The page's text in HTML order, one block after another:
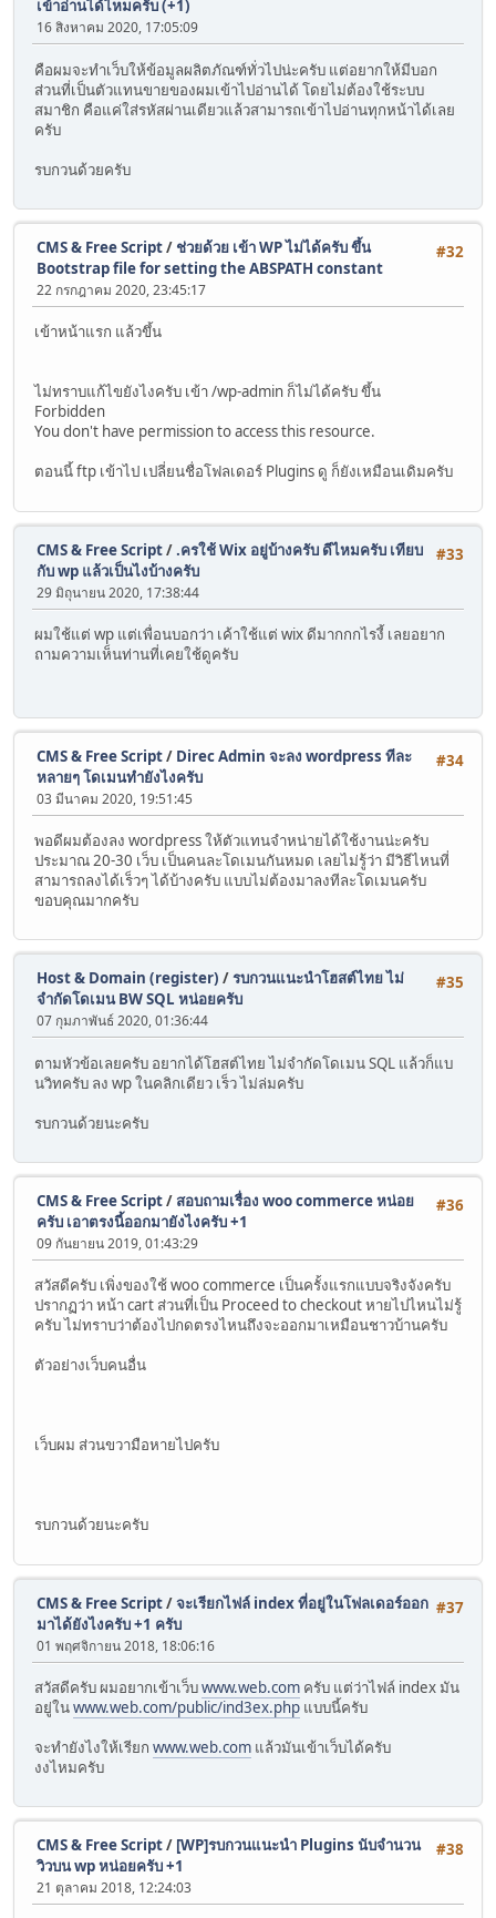
เข้าอ่านได้ไหมครับ (+1)
16 สิงหาคม 2020, 17:05:09
คือผมจะทำเว็บให้ข้อมูลผลิตภัณฑ์ทั่วไปน่ะครับ แต่อยากให้มีบอก
ส่วนที่เป็นตัวแทนขายของผมเข้าไปอ่านได้ โดยไม่ต้องใช้ระบบ
สมาชิก คือแค่ใส่รหัสผ่านเดียวแล้วสามารถเข้าไปอ่านทุกหน้าได้เลย
ครับ
รบกวนด้วยครับ
#32
CMS & Free Script/ ช่วยด้วย เข้า WP ไม่ได้ครับ ขึ้น
Bootstrap file for setting the ABSPATH constant
22 กรกฎาคม 2020, 23:45:17
เข้าหน้าแรก แล้วขึ้น
ไม่ทราบแก้ไขยังไงครับ เข้า /wp-admin ก็ไม่ได้ครับ ขึ้น
Forbidden
You don't have permission to access this resource.
ตอนนี้ ftp เข้าไป เปลี่ยนชื่อโฟลเดอร์ Plugins ดู ก็ยังเหมือนเดิมครับ
#33
CMS & Free Script/.ครใช้ Wix อยู่บ้างครับ ดีไหมครับ เทียบ
กับ wp แล้วเป็นไงบ้างครับ
29 มิถุนายน 2020, 17:38:44
ผมใช้แต่ wp แต่เพื่อนบอกว่า เค้าใช้แต่ wix ดีมากกกไรงี้ เลยอยาก
ถามความเห็นท่านที่เคยใช้ดูครับ
#34
CMS & Free Script/ Direc Admin จะลง wordpress ทีละ
หลายๆ โดเมนทำยังไงครับ
03 มีนาคม 2020, 19:51:45
พอดีผมต้องลง wordpress ให้ตัวแทนจำหน่ายได้ใช้งานน่ะครับ
ประมาณ 20-30 เว็บ เป็นคนละโดเมนกันหมด เลยไม่รู้ว่า มีวิธีไหนที่
สามารถลงได้เร็วๆ ได้บ้างครับ แบบไม่ต้องมาลงทีละโดเมนครับ
ขอบคุณมากครับ
#35
Host & Domain (register) /รบกวนแนะนำโฮสต์ไทย ไม่
จำกัดโดเมน BW SQL หน่อยครับ
07 กุมภาพันธ์ 2020, 01:36:44
ตามหัวข้อเลยครับ อยากได้โฮสต์ไทย ไม่จำกัดโดเมน SQL แล้วก็แบ
นวิทครับ ลง wp ในคลิกเดียว เร็ว ไม่ล่มครับ
รบกวนด้วยนะครับ
#36
CMS & Free Script/ สอบถามเรื่อง woo commerce หน่อย
ครับ เอาตรงนี้ออกมายังไงครับ +1
09 กันยายน 2019, 01:43:29
สวัสดีครับ เพิ่งของใช้ woo commerce เป็นครั้งแรกแบบจริงจังครับ
ปรากฏว่า หน้า cart ส่วนที่เป็น Proceed to checkout หายไปไหนไม่รู้
ครับ ไม่ทราบว่าต้องไปกดตรงไหนถึงจะออกมาเหมือนชาวบ้านครับ
ตัวอย่างเว็บคนอื่น
เว็บผม ส่วนขวามือหายไปครับ
รบกวนด้วยนะครับ
#37
CMS & Free Script/จะเรียกไฟล์ index ที่อยู่ในโฟลเดอร์ออก
มาได้ยังไงครับ +1 ครับ
01 พฤศจิกายน 2018, 18:06:16
สวัสดีครับ ผมอยากเข้าเว็บwww.web.com ครับ แต่ว่าไฟล์ index มัน
อยู่ในwww.web.com/public/ind3ex.php แบบนี้ครับ
จะทำยังไงให้เรียก www.web.com แล้วมันเข้าเว็บได้ครับ
งงไหมครับ
#38
CMS & Free Script/ [WP]รบกวนแนะนำ Plugins นับจำนวน
วิวบน wp หน่อยครับ +1
21 ตุลาคม 2018, 12:24:03